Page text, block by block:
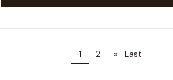
1 2 » Last